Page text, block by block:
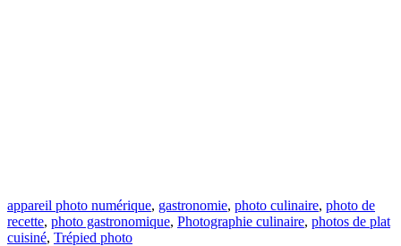
appareil photo numérique, gastronomie, photo culinaire, photo de
recette, photo gastronomique, Photographie culinaire, photos de plat
cuisiné, Trépied photo